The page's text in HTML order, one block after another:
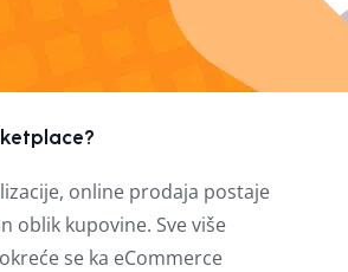
online prodaja postaje
oblik kupovine. Sve više
se ka eCommerce